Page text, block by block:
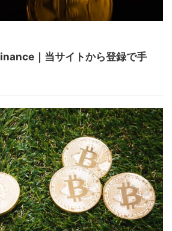
｜当サイトから登録で手